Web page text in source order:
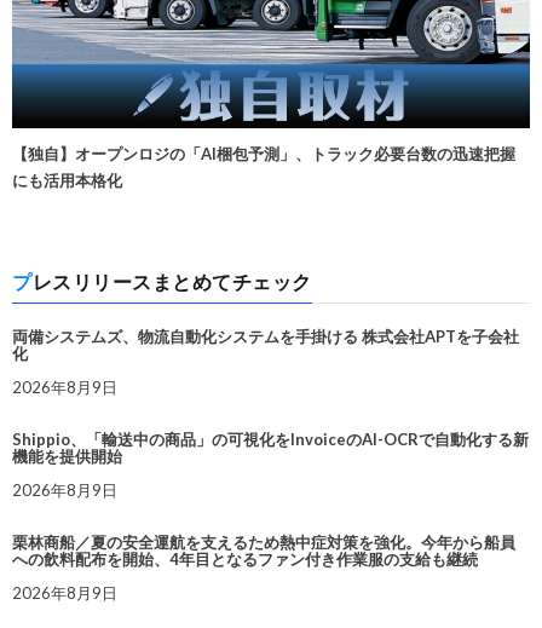
【独自】オープンロジの「AI梱包予測」、トラック必要台数の迅速把握
にも活用本格化
プレスリリースまとめてチェック
両備システムズ、物流自動化システムを手掛ける 株式会社APTを子会社
化
2026年8月9日
Shippio、「輸送中の商品」の可視化をInvoiceのAI-OCRで自動化する新
機能を提供開始
2026年8月9日
栗林商船／夏の安全運航を支えるため熱中症対策を強化。今年から船員
への飲料配布を開始、4年目となるファン付き作業服の支給も継続
2026年8月9日